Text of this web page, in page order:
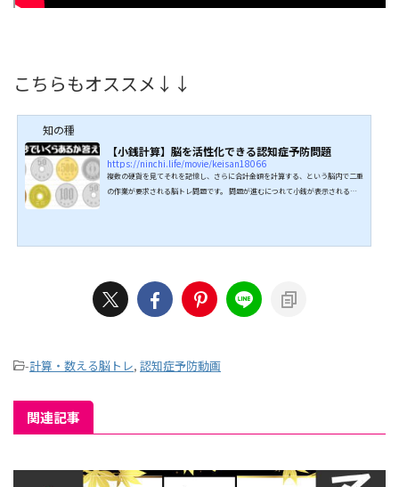
こちらもオススメ↓↓
知の種
【小銭計算】脳を活性化できる認知症予防問題
https://ninchi.life/movie/keisan18066
複数の硬貨を見てそれを記憶し、さらに合計金額を計算する、という脳内で二重
の作業が要求される脳トレ問題です。 問題が進むにつれて小銭が表示される時
-計算・数える脳トレ, 認知症予防動画
関連記事